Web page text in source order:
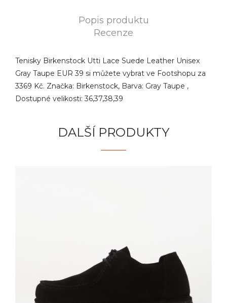
Popis produktu
Recenze
Tenisky Birkenstock Utti Lace Suede Leather Unisex
Gray Taupe EUR 39 si můžete vybrat ve Footshopu za
3369 Kč. Značka: Birkenstock, Barva: Gray Taupe ,
Dostupné velikosti: 36,37,38,39
DALŠÍ PRODUKTY